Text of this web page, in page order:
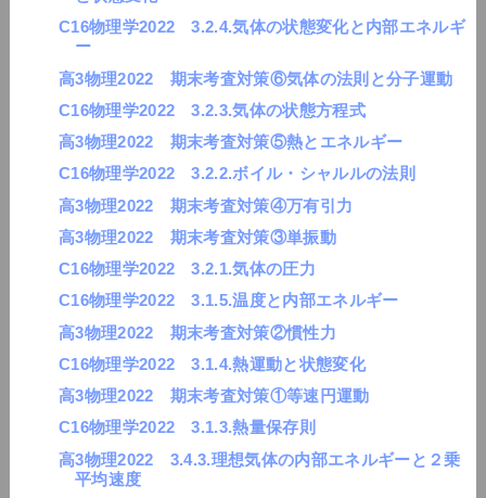
C16物理学2022 3.2.4.気体の状態変化と内部エネルギ
ー
高3物理2022 期末考査対策⑥気体の法則と分子運動
C16物理学2022 3.2.3.気体の状態方程式
高3物理2022 期末考査対策⑤熱とエネルギー
C16物理学2022 3.2.2.ボイル・シャルルの法則
高3物理2022 期末考査対策④万有引力
高3物理2022 期末考査対策③単振動
C16物理学2022 3.2.1.気体の圧力
C16物理学2022 3.1.5.温度と内部エネルギー
高3物理2022 期末考査対策②慣性力
C16物理学2022 3.1.4.熱運動と状態変化
高3物理2022 期末考査対策①等速円運動
C16物理学2022 3.1.3.熱量保存則
高3物理2022 3.4.3.理想気体の内部エネルギーと２乗
平均速度